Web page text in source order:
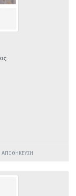
ΑΠΟΘΉΚΕΥΣΗ